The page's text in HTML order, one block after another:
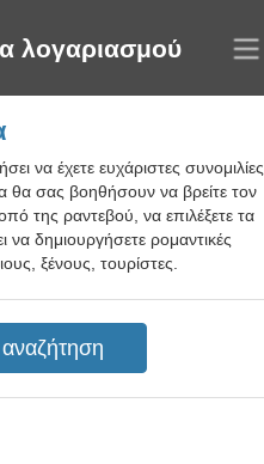
λογαριασμού
να έχετε ευχάριστες συνομιλίες
θα σας βοηθήσουν να βρείτε τον
της ραντεβού, να επιλέξετε τα
δημιουργήσετε ρομαντικές
ξένους, τουρίστες.